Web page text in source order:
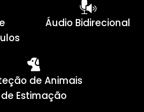
Áudio Bidirecional
de Animais
de Estimação